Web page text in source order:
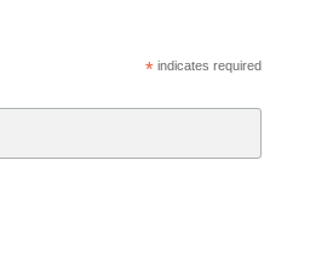
*indicates required